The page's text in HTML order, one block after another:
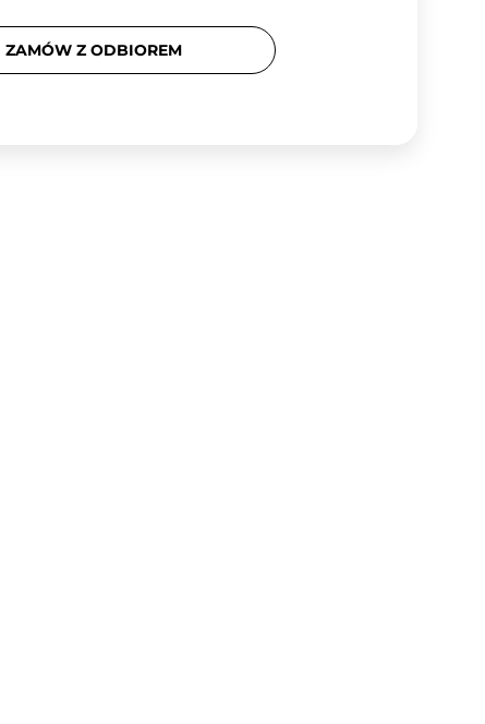
ZAMÓW Z ODBIOREM